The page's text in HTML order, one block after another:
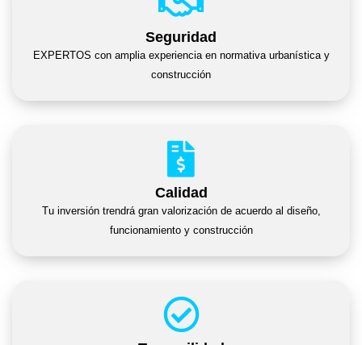
Seguridad
EXPERTOS con amplia experiencia en normativa urbanística y
construcción
Calidad
Tu inversión trendrá gran valorización de acuerdo al diseño,
funcionamiento y construcción